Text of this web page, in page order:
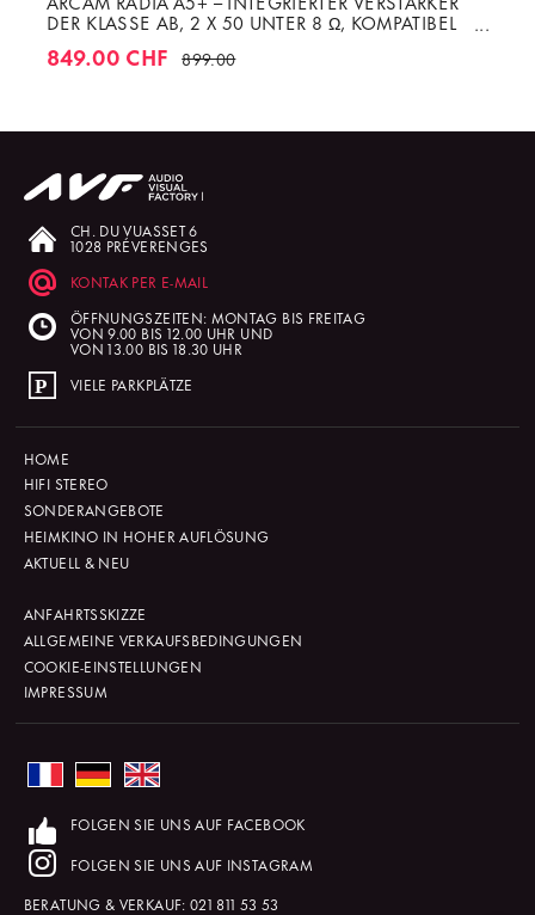
DER KLASSE AB, 2 X 50 UNTER 8 Ω, KOMPATIBEL
MIT BLUETOOTH UND AURACAST
849.00 CHF 899.00
CH. DU VUASSET 6
1028 PRÉVERENGES
KONTAK PER E-MAIL
ÖFFNUNGSZEITEN: MONTAG BIS FREITAG
VON 9.00 BIS 12.00 UHR UND
VON 13.00 BIS 18.30 UHR
VIELE PARKPLÄTZE
HOME
HIFI STEREO
SONDERANGEBOTE
HEIMKINO IN HOHER AUFLÖSUNG
AKTUELL & NEU
ANFAHRTSSKIZZE
ALLGEMEINE VERKAUFSBEDINGUNGEN
COOKIE-EINSTELLUNGEN
IMPRESSUM
FOLGEN SIE UNS AUF FACEBOOK
FOLGEN SIE UNS AUF INSTAGRAM
BERATUNG & VERKAUF: 021 811 53 53